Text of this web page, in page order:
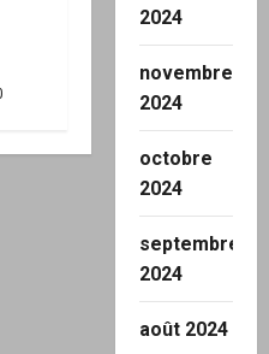
2024
novembre
2024
octobre
2024
septembre
2024
août 2024